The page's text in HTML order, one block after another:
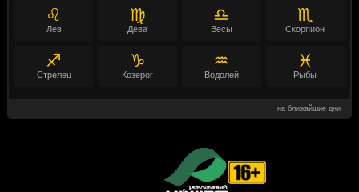
♌
Лев
♍
Дева
♎
Весы
♏
Скорпион
♐
Стрелец
♑
Козерог
♒
Водолей
♓
Рыбы
на ближайшие дни